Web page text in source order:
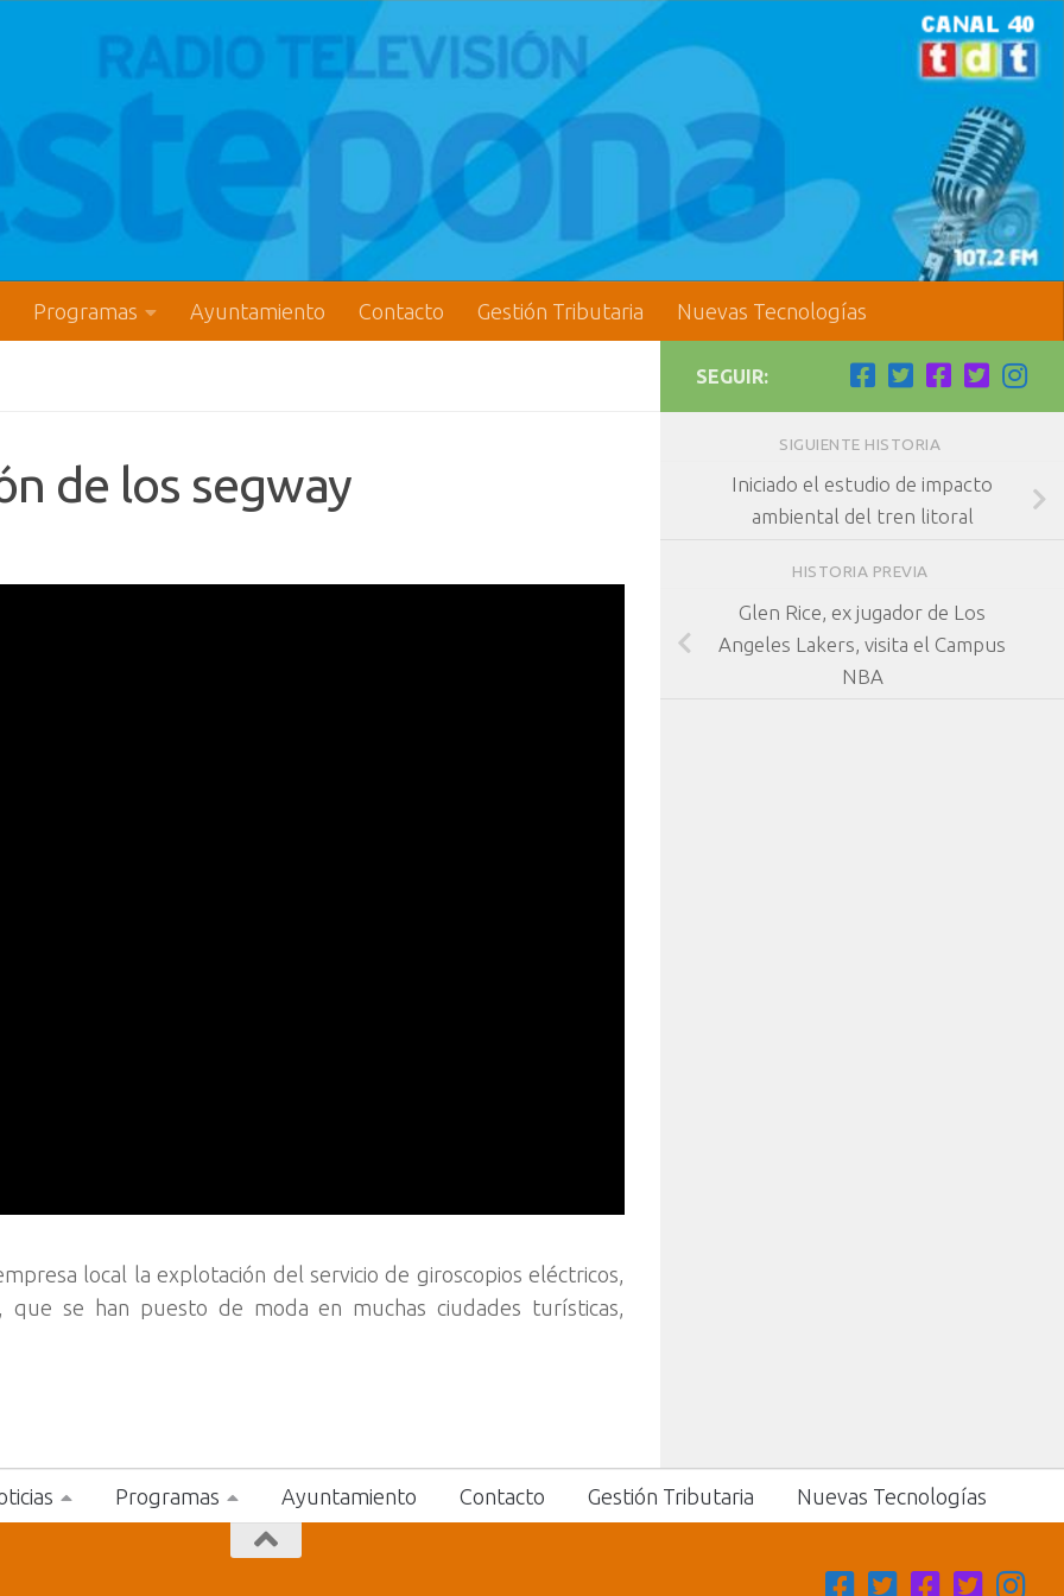
Programas Ayuntamiento Contacto Gestión Tributaria Nuevas Tecnologías
de los segway
local la explotación del servicio de giroscopios eléctricos,
que se han puesto de moda en muchas ciudades turísticas,
SEGUIR:
SIGUIENTE HISTORIA
Iniciado el estudio de impacto
ambiental del tren litoral
HISTORIA PREVIA
Glen Rice, ex jugador de Los
Angeles Lakers, visita el Campus
NBA
Programas Ayuntamiento Contacto Gestión Tributaria Nuevas Tecnologías